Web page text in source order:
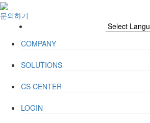
문의하기
COMPANY
SOLUTIONS
CS CENTER
LOGIN